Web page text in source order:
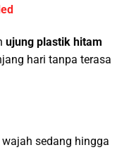
ujung plastik hitam
hari tanpa terasa
sedang hingga